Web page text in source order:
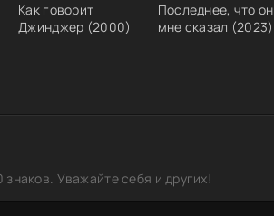
Как говорит
Джинджер (2000)
Последнее, что он
мне сказал (2023)
Уважайте себя и других!